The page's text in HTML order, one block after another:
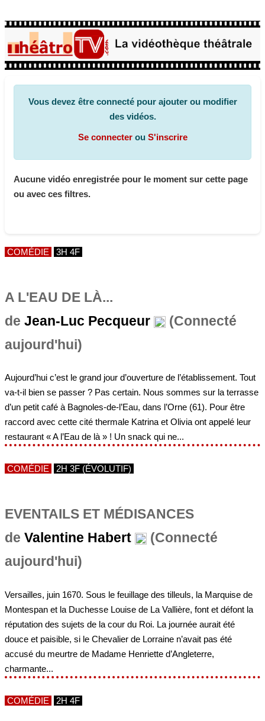
Vous devez être connecté pour ajouter ou modifier
des vidéos.
Se connecterou S'inscrire
Aucune vidéo enregistrée pour le moment sur cette page
ou avec ces filtres.
COMÉDIE 3H 4F
A L'EAU DE LÀ...
de Jean-Luc Pecqueur
(Connecté
aujourd'hui)
Aujourd’hui c’est le grand jour d’ouverture de l’établissement. Tout
va-t-il bien se passer ? Pas certain. Nous sommes sur la terrasse
d’un petit café à Bagnoles-de-l’Eau, dans l’Orne (61). Pour être
raccord avec cette cité thermale Katrina et Olivia ont appelé leur
restaurant « A l’Eau de là » ! Un snack qui ne...
COMÉDIE 2H 3F (ÉVOLUTIF)
EVENTAILS ET MÉDISANCES
de Valentine Habert
(Connecté
aujourd'hui)
Versailles, juin 1670. Sous le feuillage des tilleuls, la Marquise de
Montespan et la Duchesse Louise de La Vallière, font et défont la
réputation des sujets de la cour du Roi. La journée aurait été
douce et paisible, si le Chevalier de Lorraine n’avait pas été
accusé du meurtre de Madame Henriette d’Angleterre,
charmante...
COMÉDIE 2H 4F